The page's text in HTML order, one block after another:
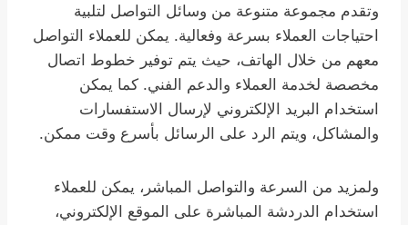
وتقدم مجموعة متنوعة من وسائل التواصل لتلبية
احتياجات العملاء بسرعة وفعالية. يمكن للعملاء التواصل
معهم من خلال الهاتف، حيث يتم توفير خطوط اتصال
مخصصة لخدمة العملاء والدعم الفني. كما يمكن
استخدام البريد الإلكتروني لإرسال الاستفسارات
والمشاكل، ويتم الرد على الرسائل بأسرع وقت ممكن.
ولمزيد من السرعة والتواصل المباشر، يمكن للعملاء
استخدام الدردشة المباشرة على الموقع الإلكتروني،